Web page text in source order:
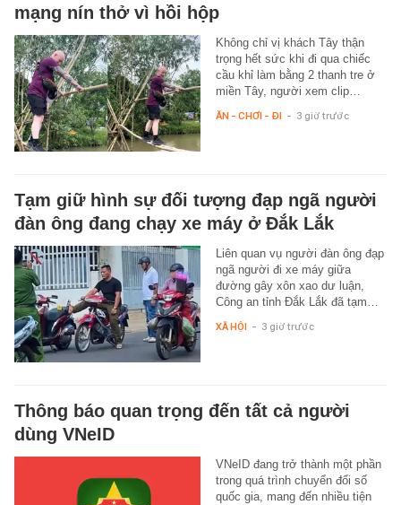
mạng nín thở vì hồi hộp
Không chỉ vị khách Tây thận
trọng hết sức khi đi qua chiếc
cầu khỉ làm bằng 2 thanh tre ở
miền Tây, người xem clip…
ĂN - CHƠI - ĐI - 3 giờ trước
Tạm giữ hình sự đối tượng đạp ngã người
đàn ông đang chạy xe máy ở Đắk Lắk
Liên quan vụ người đàn ông đạp
ngã người đi xe máy giữa
đường gây xôn xao dư luận,
Công an tỉnh Đắk Lắk đã tạm…
XÃ HỘI - 3 giờ trước
Thông báo quan trọng đến tất cả người
dùng VNeID
VNeID đang trở thành một phần
trong quá trình chuyển đổi số
quốc gia, mang đến nhiều tiện